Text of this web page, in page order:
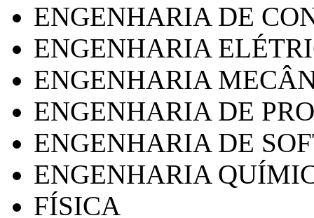
ENGENHARIA DE
ENGENHARIA
ENGENHARIA
ENGENHARIA DE
ENGENHARIA DE
ENGENHARIA
FÍSICA